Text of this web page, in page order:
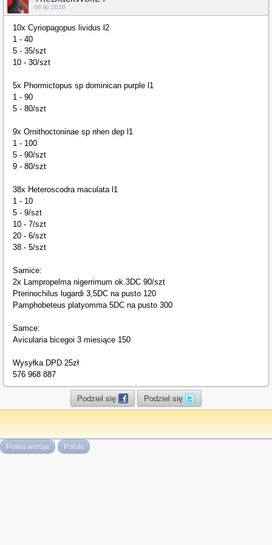
08 lip 2026
10x Cyriopagopus lividus l2
1 - 40
5 - 35/szt
10 - 30/szt
5x Phormictopus sp dominican purple l1
1 - 90
5 - 80/szt
9x Ornithoctoninae sp nhen dep l1
1 - 100
5 - 90/szt
9 - 80/szt
38x Heteroscodra maculata l1
1 - 10
5 - 9/szt
10 - 7/szt
20 - 6/szt
38 - 5/szt
Samice:
2x Lampropelma nigerrimum ok.3DC 90/szt
Pterinochilus lugardi 3,5DC na pusto 120
Pamphobeteus platyomma 5DC na pusto 300
Samce:
Avicularia bicegoi 3 miesiące 150
Wysyłka DPD 25zł
576 968 887
Podziel się Podziel się
Pełna wersja Polski